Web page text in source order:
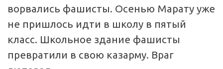
ворвались фашисты. Осенью Марату уже
не пришлось идти в школу в пятый
класс. Школьное здание фашисты
превратили в свою казарму. Враг